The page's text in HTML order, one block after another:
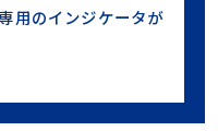
用のインジケータが